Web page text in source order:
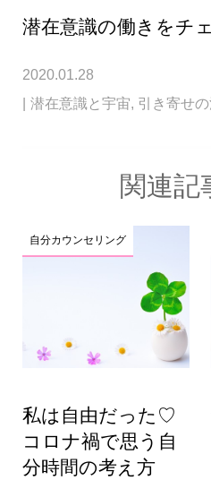
潜在意識の働きをチ
2020.01.28
潜在意識と宇宙, 引き寄せの
関連記
自分カウンセリング
私は自由だった♡
コロナ禍で思う自
分時間の考え方